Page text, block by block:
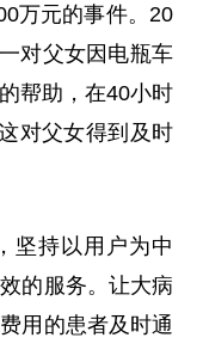
万元的事件。20
对父女因电瓶车
帮助，在40小时
对父女得到及时
坚持以用户为中
的服务。让大病
用的患者及时通